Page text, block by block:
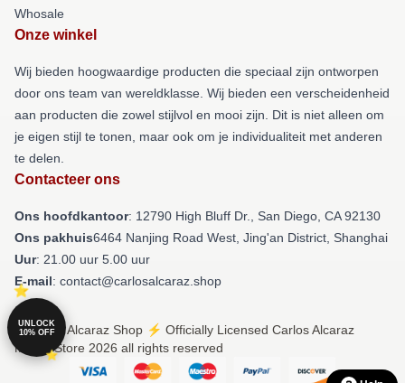
Whosale
Onze winkel
Wij bieden hoogwaardige producten die speciaal zijn ontworpen
door ons team van wereldklasse. Wij bieden een verscheidenheid
aan producten die zowel stijlvol en mooi zijn. Dit is niet alleen om
je eigen stijl te tonen, maar ook om je individualiteit met anderen
te delen.
Contacteer ons
Ons hoofdkantoor: 12790 High Bluff Dr., San Diego, CA 92130
Ons pakhuis6464 Nanjing Road West, Jing'an District, Shanghai
Uur: 21.00 uur 5.00 uur
E-mail: contact@carlosalcaraz.shop
© Carlos Alcaraz Shop ⚡️ Officially Licensed Carlos Alcaraz
Merch Store 2026 all rights reserved
UNLOCK
10% OFF